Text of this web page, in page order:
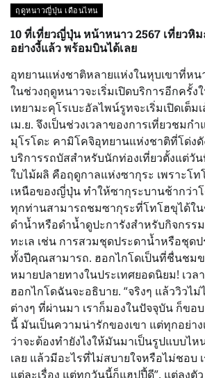
ฤดูหนาวญี่ปุ่น เดือนไหน
10 ที่เที่ยวญี่ปุ่น หน้าหนาว 2567 เที่ยวหิ
อย่างงี้แล้ว พร้อมบินได้เลย
อุทยานแห่งชาติหลายแห่งในหุบเขาที่หน
ในช่วงฤดูหนาวจะเริ่มเปิดบริการอีกครั้ง
เทยามะคุโรเบะอัลไพน์รูทจะเริ่มเปิดเต็
เม.ย. จึงเป็นช่วงเวลาของการเที่ยวชมก
มุโรโดะ คามิโคจิอุทยานแห่งชาติที่โด่ง
บริการรถบัสสำหรับนักท่องเที่ยวตั้งแต่วัน
ใบไม้ผลิ คือฤดูกาลแห่งซากุระ เพราะโ
เหนือของญี่ปุ่น ทำให้ซากุระบานช้ากว่า
ทุกท่านสามารถชมซากุระที่โทโฮขุได้ใน
ดำน้ำหรือดำน้ำดูปะการังสำหรับกิจกร
ทะเล เช่น การสวมชุดประดาน้ำหรือชุด
ทั้งปีคุณสามารถ. ฮอกไกโดเป็นที่ชื่นชม
หมายปลายทางในประเทศยอดนิยม! เวล
ฮอกไกโดฉันจะอธิบาย. “จริงๆ แล้ววิวไม่
ต่างๆ ที่ผ่านมา เราก็มองในปัจจุบัน ก็ขอ
นี้ มันเป็นความน่ารักของเขา แต่ทุกอย่า
ว่าจะต้องทำยังไงให้มันมาเป็นรูปแบบไห
เลย แล้วมีอะไรที่ไม่สบายใจหรือไม่ชอบ
แต่ละเรื่อง แต่ทุกวันนี้ก็แฮปปี้ดี”. แต่ลง